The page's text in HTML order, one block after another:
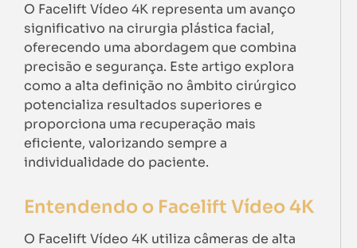
O Facelift Vídeo 4K representa um avanço
significativo na cirurgia plástica facial,
oferecendo uma abordagem que combina
precisão e segurança. Este artigo explora
como a alta definição no âmbito cirúrgico
potencializa resultados superiores e
proporciona uma recuperação mais
eficiente, valorizando sempre a
individualidade do paciente.
Entendendo o Facelift Vídeo 4K
O Facelift Vídeo 4K utiliza câmeras de alta